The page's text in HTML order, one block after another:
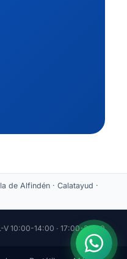
de Alfindén · Calatayud ·
V 10:00-14:00 · 17:00-20:00